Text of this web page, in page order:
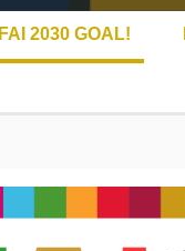
FAI 2030 GOAL!